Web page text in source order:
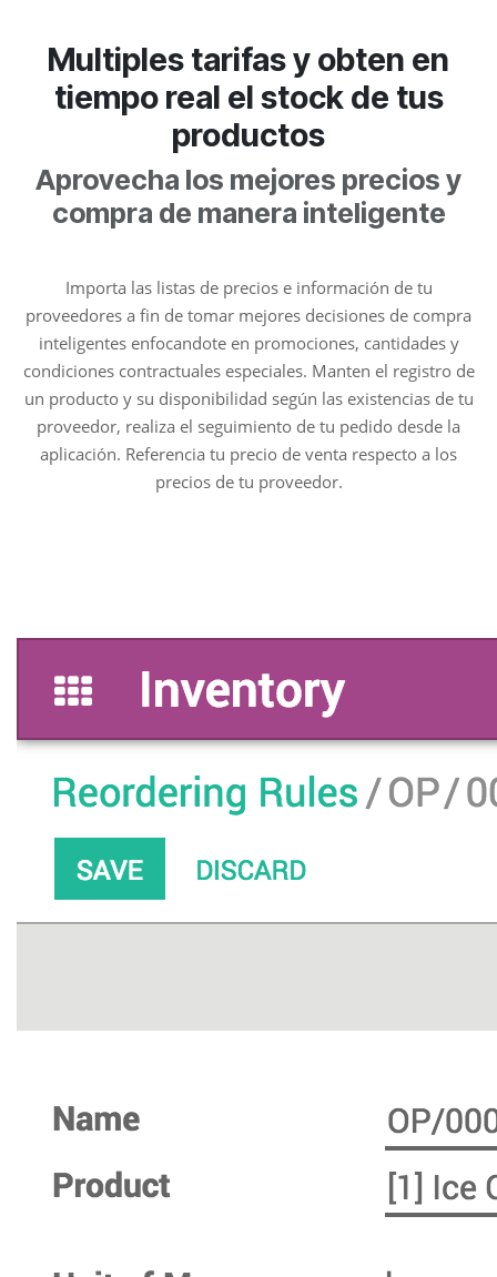
Multiples tarifasy obten en
tiempo real el stock de tus
productos
Aprovecha los mejores precios y
compra de manera inteligente
Importa las listas de precios e información de tu
proveedores a fin de tomar mejores decisiones de compra
inteligentes enfocandote en promociones, cantidades y
condiciones contractuales especiales. Manten el registro de
un producto y su disponibilidad según las existencias de tu
proveedor, realiza el seguimiento de tu pedido desde la
aplicación. Referencia tu precio de venta respecto a los
precios de tu proveedor.